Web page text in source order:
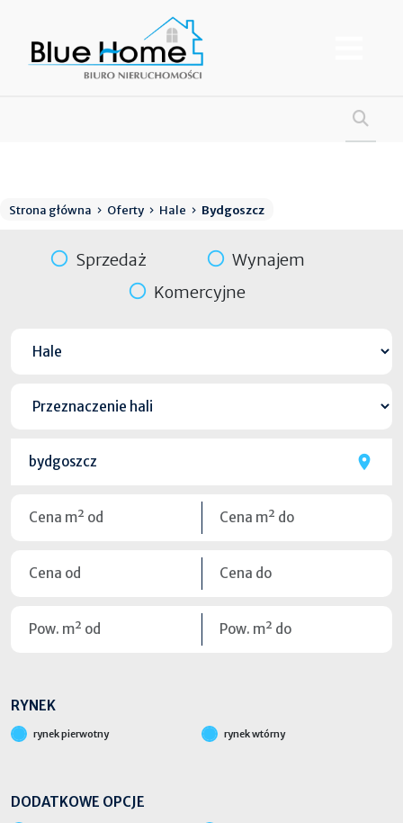
Strona główna Oferty Hale Bydgoszcz
Sprzedaż
Wynajem
Komercyjne
RYNEK
rynek pierwotny rynek wtórny
DODATKOWE OPCJE